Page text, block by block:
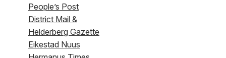
People’s Post
District Mail &
Helderberg Gazette
Eikestad Nuus